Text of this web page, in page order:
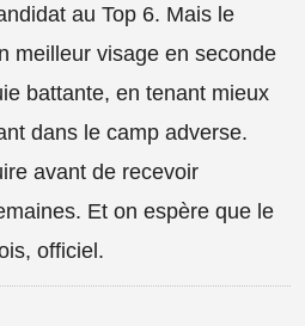
au Top 6. Mais le
meilleur visage en seconde
battante, en tenant mieux
dans le camp adverse.
avant de recevoir
Et on espère que le
officiel.